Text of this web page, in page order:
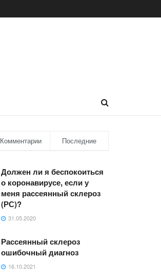
Комментарии Последние
Должен ли я беспокоиться
о коронавирусе, если у
меня рассеянный склероз
(РС)?
31.05.2020
Рассеянный склероз
ошибочный диагноз
16.10.2021